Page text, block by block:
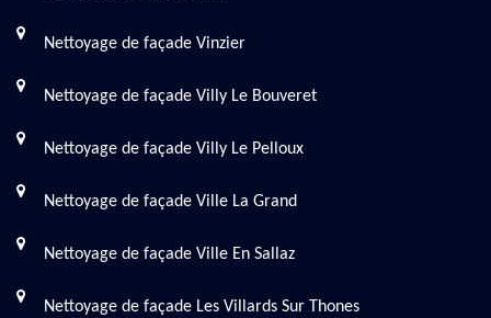
Nettoyage de façade Vinzier
Nettoyage de façade Villy Le Bouveret
Nettoyage de façade Villy Le Pelloux
Nettoyage de façade Ville La Grand
Nettoyage de façade Ville En Sallaz
Nettoyage de façade Les Villards Sur Thones